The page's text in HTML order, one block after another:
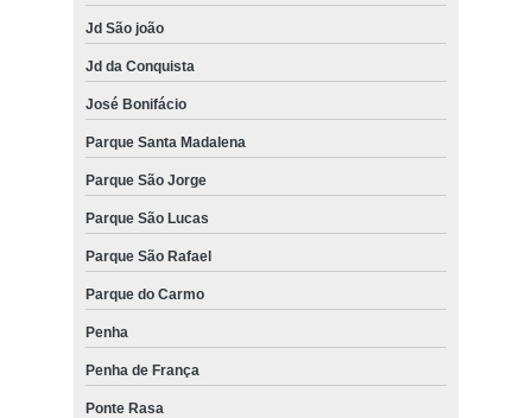
Jd São joão
Jd da Conquista
José Bonifácio
Parque Santa Madalena
Parque São Jorge
Parque São Lucas
Parque São Rafael
Parque do Carmo
Penha
Penha de França
Ponte Rasa